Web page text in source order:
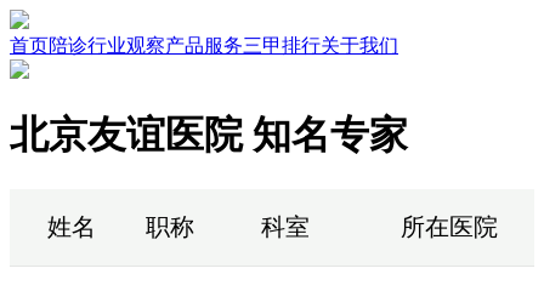
首页陪诊行业观察产品服务三甲排行关于我们
北京友谊医院 知名专家
姓名 职称 科室 所在医院